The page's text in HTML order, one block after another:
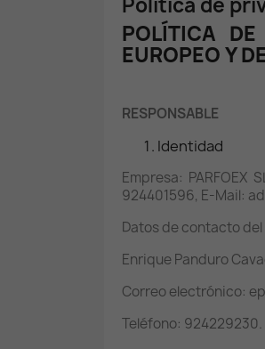
Política de
POLÍTICA
EUROPEO Y
RESPONSABLE
Identidad
Empresa: PARFOEX
924401596, E-Mail:
Datos de contacto
Enrique Panduro
Correo electrónico:
Teléfono: 924229230.